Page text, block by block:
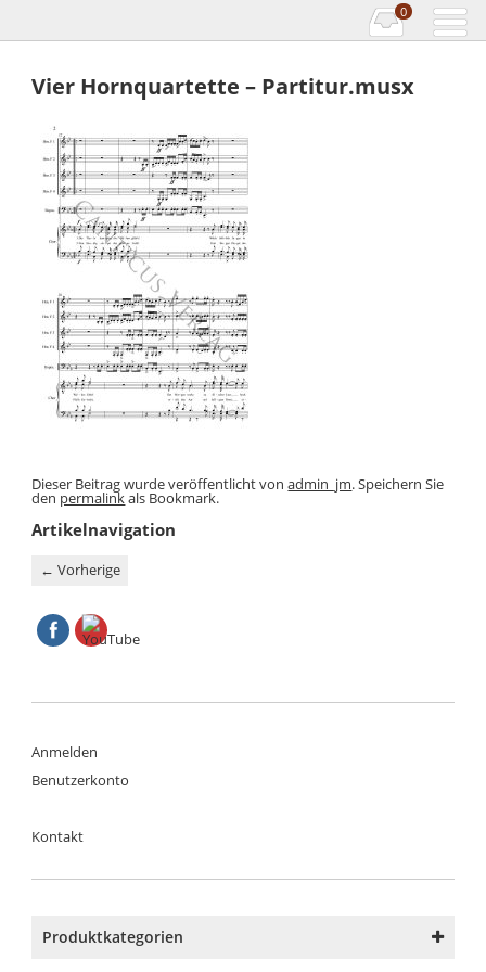
0
Vier Hornquartette – Partitur.musx
Dieser Beitrag wurde veröffentlicht vonadmin_jm. Speichern Sie
den permalinkals Bookmark.
Artikelnavigation
← Vorherige
Anmelden
Benutzerkonto
Kontakt
Produktkategorien